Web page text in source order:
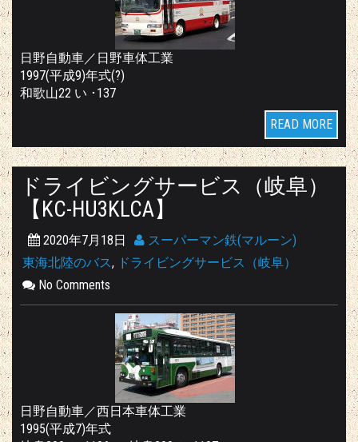
日野自動車／日野車体工業
1997(平成9)年式(?)
和歌山22 い ･137
READ MORE
ドライビングサービス（岐阜）
【KC-HU3KLCA】
2020年7月18日
スーパーマン鉄(マルーン)
東海北陸のバス, ドライビングサービス（岐阜）
No Comments
日野自動車／西日本車体工業
1995(平成7)年式